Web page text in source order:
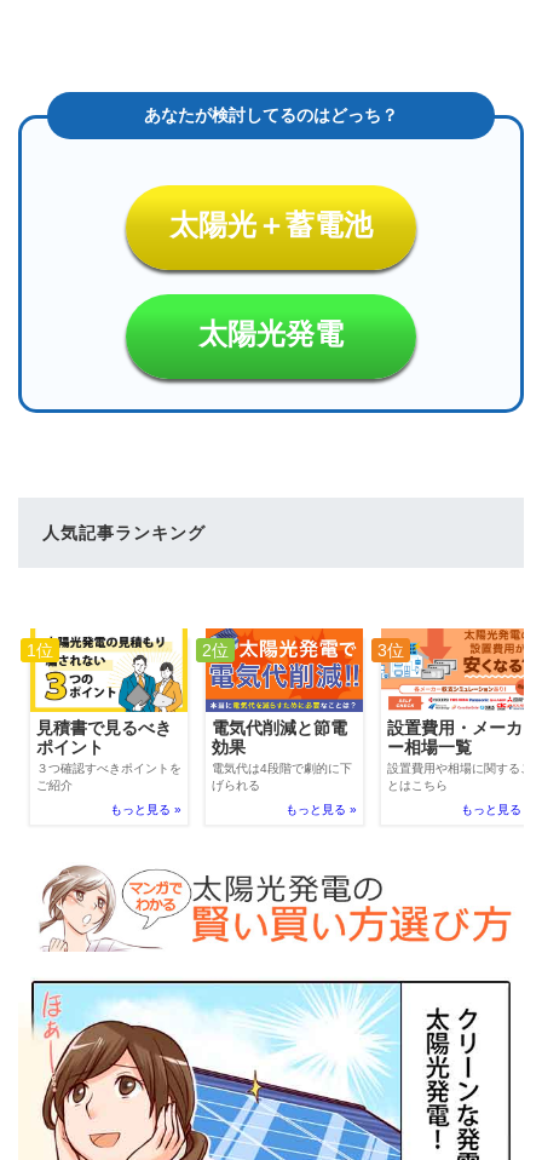
太陽光＋蓄電池
太陽光発電
人気記事ランキング
1位
見積書で見るべき
ポイント
３つ確認すべきポイントを
ご紹介
もっと見る »
2位
電気代削減と節電
効果
電気代は4段階で劇的に下
げられる
もっと見る »
3位
設置費用・メーカ
ー相場一覧
設置費用や相場に関するこ
とはこちら
もっと見る »